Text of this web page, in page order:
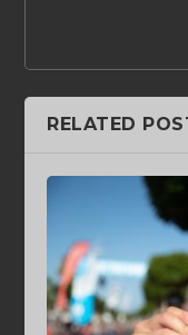
RELATED